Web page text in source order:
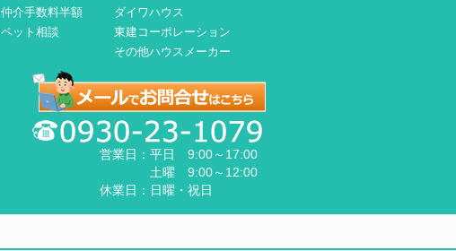
仲介手数料半額
ペット相談
ダイワハウス
東建コーポレーション
その他ハウスメーカー
営業日： 平日 9:00～17:00
土曜 9:00～12:00
休業日： 日曜・祝日